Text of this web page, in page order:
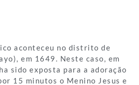
aconteceu no distrito de
em 1649. Neste caso, em
sido exposta para a adoração
15 minutos o Menino Jesus e